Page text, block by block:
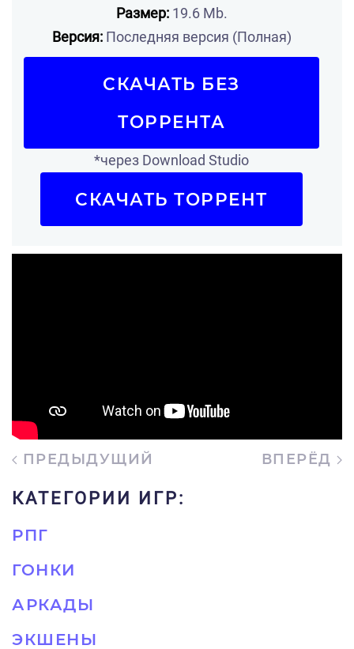
Размер:19.6 Mb.
Версия:Последняя версия (Полная)
СКАЧАТЬ БЕЗ
ТОРРЕНТА
*через Download Studio
СКАЧАТЬ ТОРРЕНТ
ПРЕДЫДУЩИЙ ВПЕРЁД
КАТЕГОРИИ ИГР:
РПГ
ГОНКИ
АРКАДЫ
ЭКШЕНЫ